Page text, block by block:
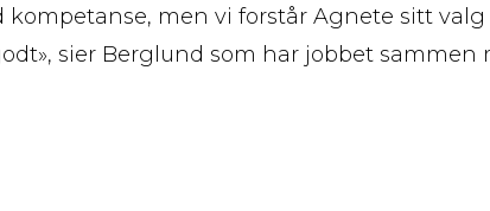
kompetanse, men vi forstår Agnete sitt
sier Berglund som har jobbet sammen